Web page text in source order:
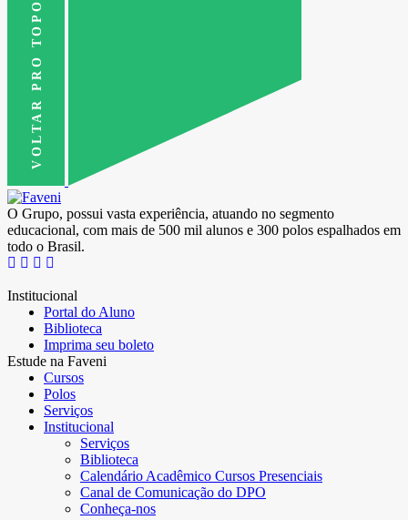
VOLTAR PRO TOPO
O Grupo, possui vasta experiência, atuando no segmento
educacional, com mais de 500 mil alunos e 300 polos espalhados em
todo o Brasil.
Institucional
Portal do Aluno
Biblioteca
Imprima seu boleto
Estude na Faveni
Cursos
Polos
Serviços
Institucional
Serviços
Biblioteca
Calendário Acadêmico Cursos Presenciais
Canal de Comunicação do DPO
Conheça-nos